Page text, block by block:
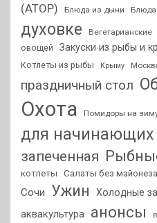
(АТОР)
Блюда из дыни Блюда
духовке
Вегетарианские
овощей
Закуски из рыбы и
Котлеты из рыбы Крыму
праздничный стол
Охота Помидоры на
для начинающих
запеченная
котлеты
Салаты без майонеза
Сочи
Ужин Холодные
аквакультура анонсы